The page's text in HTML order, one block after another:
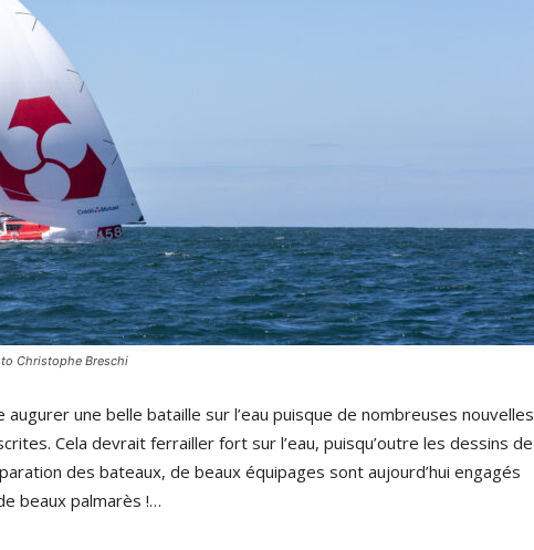
Christophe Breschi
augurer une belle bataille sur l’eau puisque de nombreuses nouvelles
Cela devrait ferrailler fort sur l’eau, puisqu’outre les dessins de
des bateaux, de beaux équipages sont aujourd’hui engagés
beaux palmarès !…